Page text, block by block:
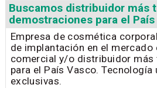
Buscamos distribuidor más
demostraciones para el País
Empresa de cosmética
de implantación en el mercado
comercial y/o distribuidor
para el País Vasco. Tecnología
exclusivas.